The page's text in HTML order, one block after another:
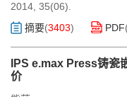
2014, 35(06).
摘要(3403) PDF
IPS e.max Press铸瓷
价